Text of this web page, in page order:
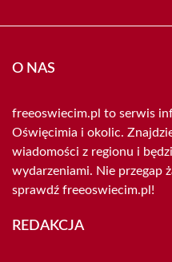
O NAS
freeoswiecim.pl to serwis
Oświęcimia i okolic.
wiadomości z regionu i
wydarzeniami. Nie przegap
sprawdź freeoswiecim.pl!
REDAKCJA